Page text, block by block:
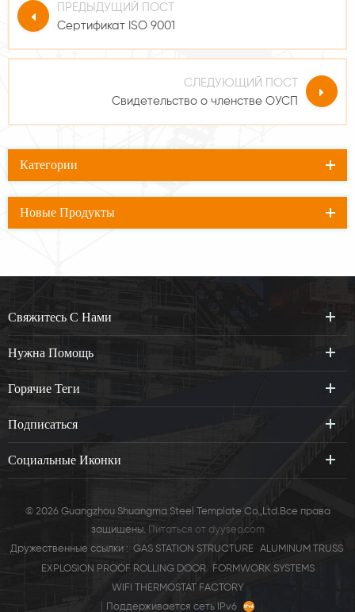
ПРЕДЫДУЩИЙ ПОСТ
Сертификат ISO 9001
СЛЕДУЮЩИЙ ПОСТ
Свидетельство о членстве ОУСП
Категории
Новые Продукты
Свяжитесь С Нами
Нужна Помощь
Горячие Теги
Подписаться
Социальные Иконки
© 2026 Guangzhou Shuangma Steel Template Co.,Ltd.Все права
защищены.
Питаться от dyyseo.com
Дружественные ссылки : GAS STATION STRUCTURE
ALUMINUM TRUSS
EXPLOSION PROOF ROLLING DOOR
FORMWORK SYSTEMS
WIFI THERMOSTAT FACTORY
Поддерживается сеть IPv6